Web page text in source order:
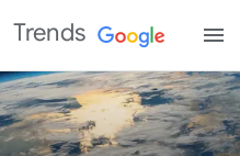
Trends